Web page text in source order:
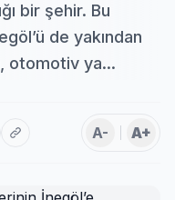
bir şehir. Bu
de yakından
otomotiv ya...
A- A+